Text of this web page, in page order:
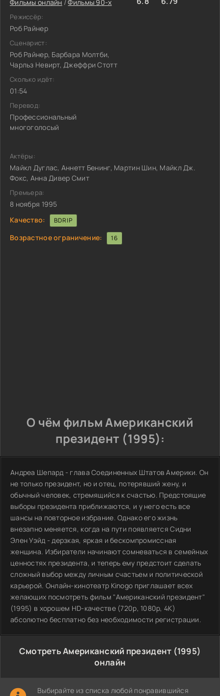
Фильмы онлайн /Фильмы 90-х
Режиссёр:
Роб Райнер
Сценарист:
Роб Райнер, Барбара Молтби,
Чарльз Невирт, Джеффри Стотт
Сколько идёт:
01:54
Перевод:
Профессиональный
многоголосый
Актёры:
Майкл Дуглас, Аннетт Бенинг, Мартин Шин, Майкл Дж.
Фокс, Анна Дивер Смит
Премьера:
8 ноября 1995
Качество:
BDRIP
Возрастное ограничение: 16
О чём фильм Американский
президент (1995):
Андреа Шепард - глава Соединенных Штатов Америки. Он
не только президент, но и отец, потерявший жену, и
обычный человек, стремящийся к счастью. Предстоящие
выборы президента приближаются, и у него есть все
шансы на повторное избрание. Однако его жизнь
внезапно меняется, когда на пути появляется Сидни
Элен Уэйд - дерзкая, яркая и бескомпромиссная
женщина. Избиратели начинают сомневаться в семейных
ценностях президента, и теперь ему предстоит сделать
сложный выбор между личным счастьем и политической
карьерой. Онлайн-кинотеатр Kinogo приглашает всех
желающих посмотреть фильм "Американский президент"
(1995) в хорошем HD-качестве (720p, 1080p, 4K)
абсолютно бесплатно без необходимости регистрации.
Смотреть Американский президент (1995)
онлайн
Выбирайте из списка любой понравившийся